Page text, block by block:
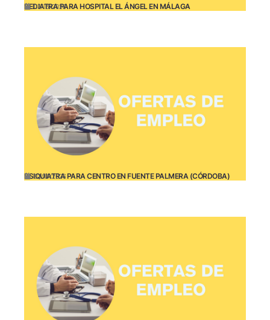
PEDIATRA PARA HOSPITAL EL ÁNGEL EN MÁLAGA
03/13/2026
PSIQUIATRA PARA CENTRO EN FUENTE PALMERA (CÓRDOBA)
02/13/2026